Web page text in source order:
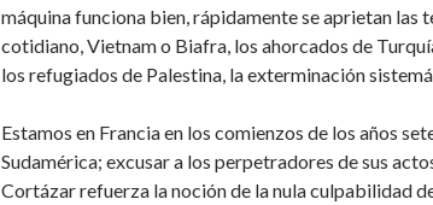
máquina funciona bien, rápidamente se aprietan las
cotidiano, Vietnam o Biafra, los ahorcados de
los refugiados de Palestina, la exterminación
Estamos en Francia en los comienzos de los años
Sudamérica; excusar a los perpetradores de sus
Cortázar refuerza la noción de la nula culpabilidad